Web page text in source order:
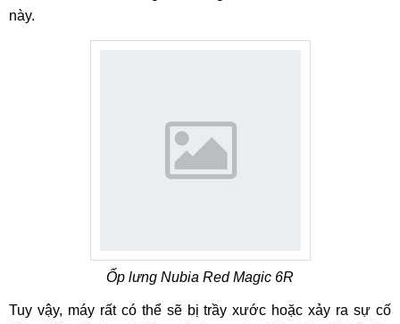
này.
Ốp lưng Nubia Red Magic 6R
Tuy vậy, máy rất có thể sẽ bị trầy xước hoặc xảy ra sự cố